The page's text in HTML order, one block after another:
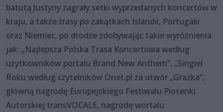
batutą Justyny zagrały setki wyprzedanych koncertów w
kraju, a także trasy po zakątkach Islandii, Portugalii
oraz Niemiec, po drodze zdobywając takie wyróżnienia
jak: „Najlepsza Polska Trasa Koncertowa według
użytkowników portalu Brand New Anthem”, „Singiel
Roku według czytelników Onet.pl za utwór „Grażka”,
główną nagrodę Europejskiego Festiwalu Piosenki
Autorskiej transVOCALE, nagrodę wortalu